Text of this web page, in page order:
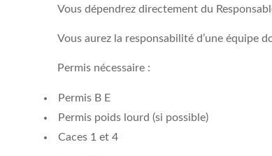
Vous dépendrez directement du
Vous aurez la responsabilité d’une équipe
Permis nécessaire :
Permis B E
Permis poids lourd (si possible)
Caces 1 et 4